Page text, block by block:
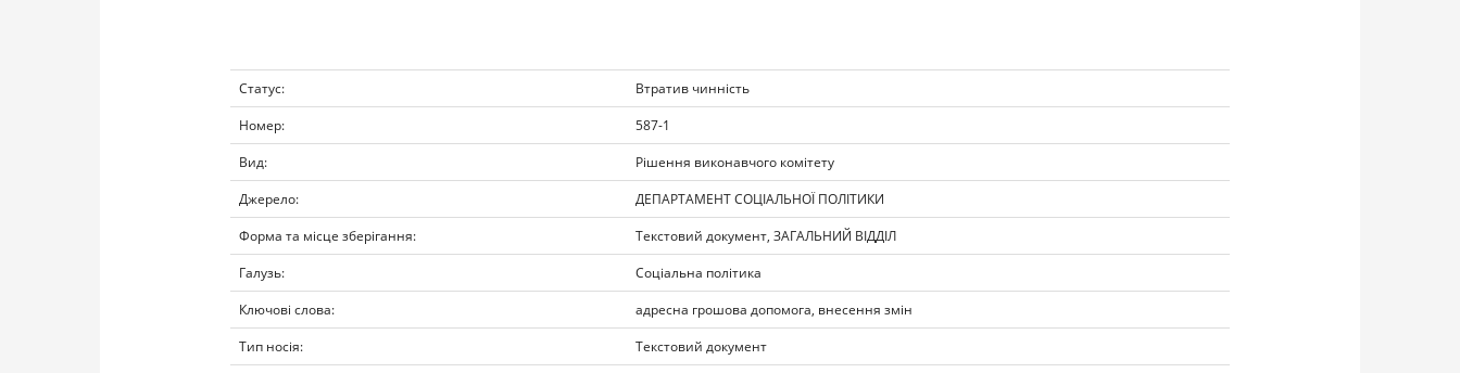
Статус:
Втратив чинність
Номер:
587-1
Вид:
Рішення виконавчого комітету
Джерело:
ДЕПАРТАМЕНТ СОЦІАЛЬНОЇ ПОЛІТИКИ
Форма та місце зберігання:
Текстовий документ, ЗАГАЛЬНИЙ ВІДДІЛ
Галузь:
Соціальна політика
Ключові слова:
адресна грошова допомога, внесення змін
Тип носія:
Текстовий документ